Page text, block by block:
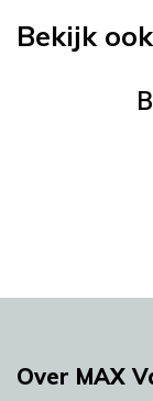
Bekijk ook
Over MAX